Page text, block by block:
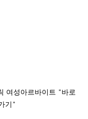
여성아르바이트 "바로
기"